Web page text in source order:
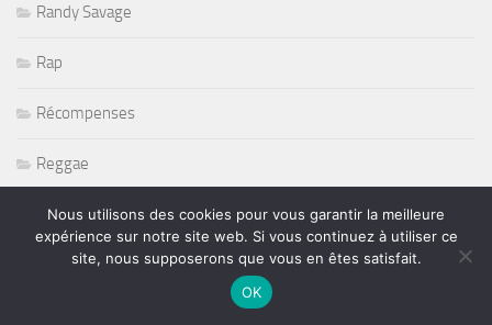
Randy Savage
Rap
Récompenses
Reggae
Reportages
Restaurant
Nous utilisons des cookies pour vous garantir la meilleure
expérience sur notre site web. Si vous continuez à utiliser ce
site, nous supposerons que vous en êtes satisfait.
OK